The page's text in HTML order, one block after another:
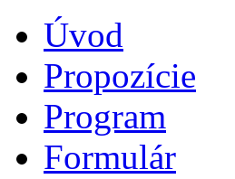
Úvod
Propozície
Program
Formulár